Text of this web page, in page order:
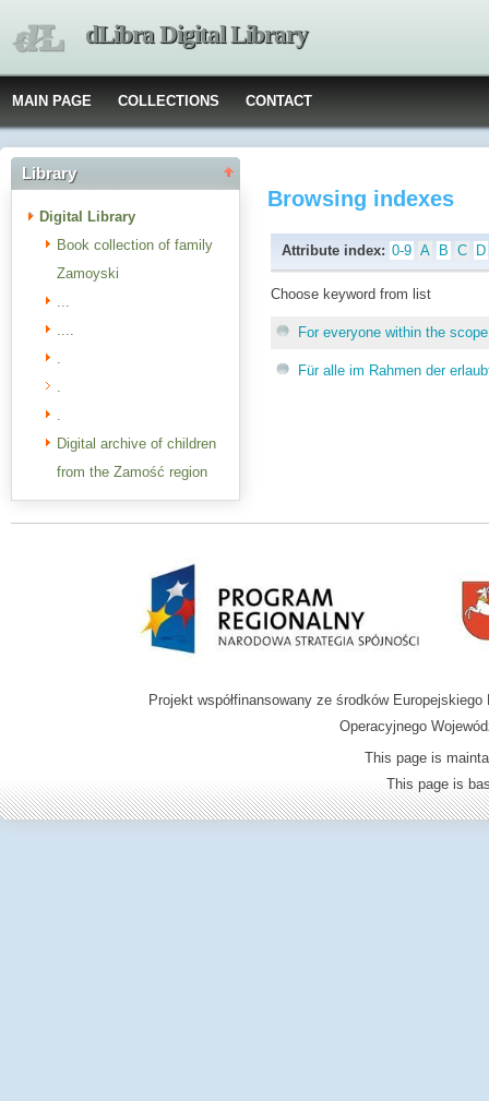
dLibra Digital Library
MAIN PAGE COLLECTIONS CONTACT
Library
Digital Library
Book collection of family
Zamoyski
...
....
.
.
.
Digital archive of children
from the Zamość region
Browsing indexes
Attribute index: 0-9 A B C D
Choose keyword from list
For everyone within the
Für alle im Rahmen der
Projekt współfinansowany ze środków
Operacyjnego
This page is
This page is